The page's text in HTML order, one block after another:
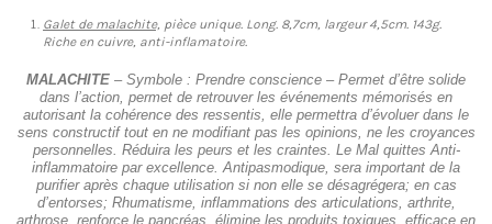
Galet de malachite, pièce unique. Long. 8,7cm, largeur 4,5cm. 143g.
Riche en cuivre, anti-inflamatoire.
MALACHITE – Symbole : Prendre conscience – Permet d’être solide
dans l’action, permet de retrouver les événements mémorisés en
autorisant la cohérence des ressentis, elle permettra d’évoluer dans le
sens constructif tout en ne modifiant pas les opinions, ne les croyances
personnelles. Réduira les peurs et les craintes. Le Mal quittes Anti-
inflammatoire par excellence. Antipasmodique, sera important de la
purifier après chaque utilisation si non elle se désagrégera; en cas
d’entorses; Rhumatisme, inflammations des articulations, arthrite,
arthrose, renforce le pancréas, élimine les produits toxiques, efficace en